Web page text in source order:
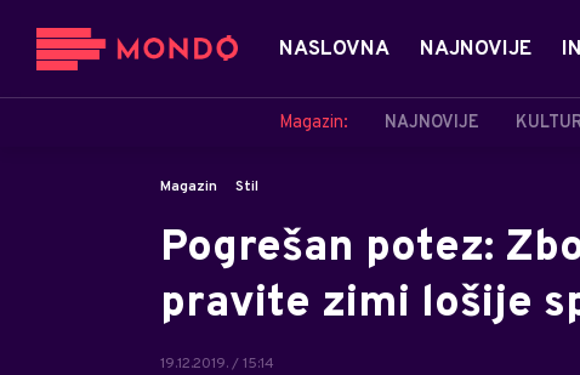
NASLOVNA NAJNOVIJE
Magazin: NAJNOVIJE
Magazin Stil
Pogrešan potez:
pravite zimi lošije
19.12.2019. / 15:14